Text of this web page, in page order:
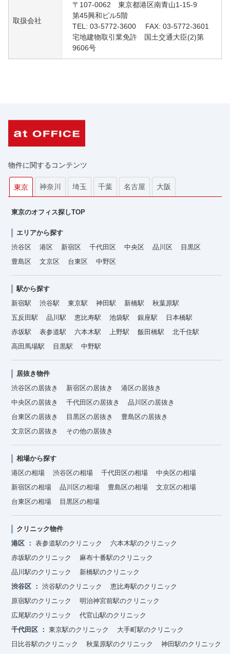
取扱会社
〒107-0062 東京都港区南青山1-15-9
第45興和ビル5階
TEL: 03-5772-3600 FAX: 03-5772-3601
宅地建物取引業免許 国土交通大臣(2)第
9606号
物件に関するコンテンツ
東京 神奈川 埼玉 千葉 名古屋 大阪
東京のオフィス探しTOP
エリアから探す
渋谷区
港区 新宿区 千代田区 中央区 品川区
目黒区
豊島区
文京区 台東区 中野区
駅から探す
新宿駅
渋谷駅 東京駅 神田駅 新橋駅
秋葉原駅
五反田駅
品川駅 恵比寿駅 池袋駅 銀座駅
日本橋駅
赤坂駅
表参道駅 六本木駅 上野駅 飯田橋駅
北千住駅
高田馬場駅
目黒駅 中野駅
居抜き物件
渋谷区の居抜き
新宿区の居抜き
港区の居抜き
中央区の居抜き
千代田区の居抜き
品川区の居抜き
台東区の居抜き
目黒区の居抜き
豊島区の居抜き
文京区の居抜き
その他の居抜き
相場から探す
港区の相場
渋谷区の相場 千代田区の相場
中央区の相場
新宿区の相場
品川区の相場 豊島区の相場
文京区の相場
台東区の相場
目黒区の相場
クリニック物件
港区
表参道駅のクリニック
六本木駅のクリニック
赤坂駅のクリニック
麻布十番駅のクリニック
品川駅のクリニック
新橋駅のクリニック
渋谷区
渋谷駅のクリニック
恵比寿駅のクリニック
原宿駅のクリニック
明治神宮前駅のクリニック
広尾駅のクリニック
代官山駅のクリニック
千代田区
東京駅のクリニック
大手町駅のクリニック
日比谷駅のクリニック
秋葉原駅のクリニック
神田駅のクリニック